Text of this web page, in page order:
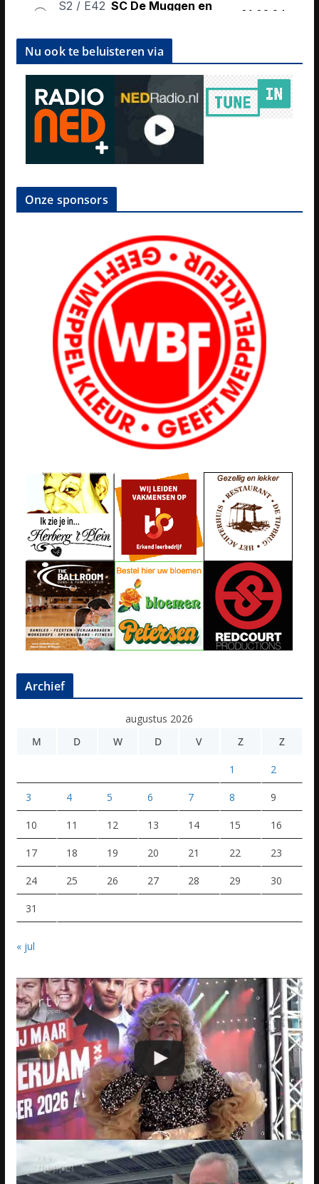
Nu ook te beluisteren via
Onze sponsors
Archief
augustus 2026
M
D W D V Z Z
1 2
3 4 5 6 7 8 9
10 11 12 13 14 15 16
17 18 19 20 21 22 23
24 25 26 27 28 29 30
31
« jul